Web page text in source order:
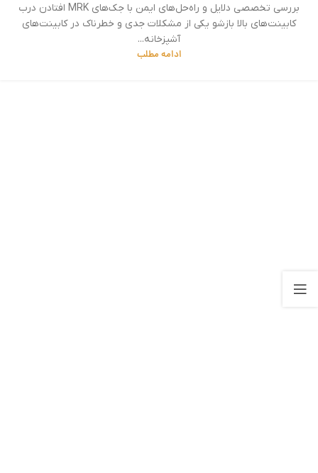
بررسی تخصصی دلایل و راه‌حل‌های ایمن با جک‌های MRK افتادن درب
کابینت‌های بالا بازشو یکی از مشکلات جدی و خطرناک در کابینت‌های
آشپزخانه...
ادامه مطلب